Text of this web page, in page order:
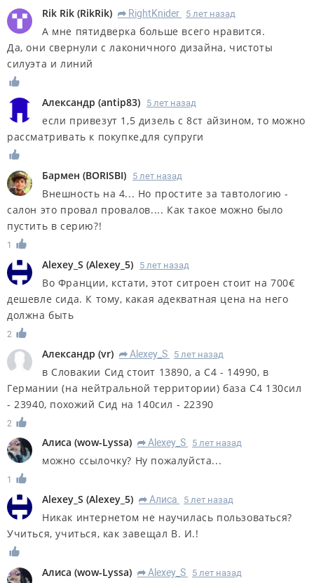
Rik Rik (RikRik) R RightKnider 5 лет назад
А мне пятидверка больше всего нравится.
Да, они свернули с лаконичного дизайна, чистоты
силуэта и линий
Александр (antip83) 5 лет назад
если привезут 1,5 дизель с 8ст айзином, то можно
рассматривать к покупке,для супруги
Бармен (BORISBI) 5 лет назад
Внешность на 4... Но простите за тавтологию -
салон это провал провалов.... Как такое можно было
пустить в серию?!
1
Alexey_S (Alexey_5) 5 лет назад
Во Франции, кстати, этот ситроен стоит на 700€
дешевле сида. К тому, какая адекватная цена на него
должна быть
2
Александр (vr) R Alexey_S 5 лет назад
в Словакии Сид стоит 13890, а С4 - 14990, в
Германии (на нейтральной территории) база С4 130сил
- 23940, похожий Сид на 140сил - 22390
2
Алиса (wow-Lyssa) R Alexey_S 5 лет назад
можно ссылочку? Ну пожалуйста...
1
Alexey_S (Alexey_5) R Алиса 5 лет назад
Никак интернетом не научилась пользоваться?
Учиться, учиться, как завещал В. И.!
Алиса (wow-Lyssa) R Alexey_S 5 лет назад